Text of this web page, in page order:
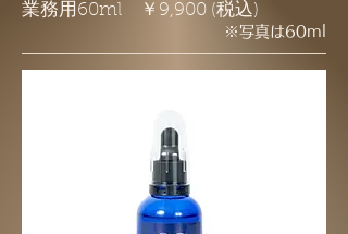
業務用60ml ￥9,900 (税込)
※写真は60ml